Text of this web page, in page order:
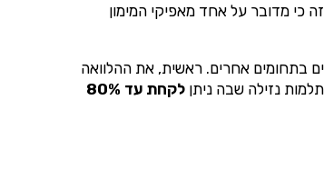
כי מדובר על אחד מאפיקי המימון
בתחומים אחרים. ראשית, את ההלוואה
נזילה שבה ניתן
לקחת עד 80%